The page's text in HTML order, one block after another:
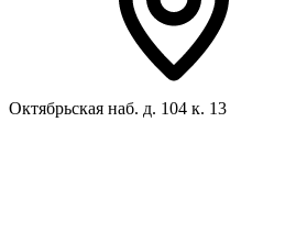
Октябрьская наб. д. 104 к. 13